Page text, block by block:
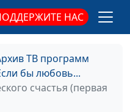
НАС
ТВ программ
бы любовь...
счастья (первая
Центра